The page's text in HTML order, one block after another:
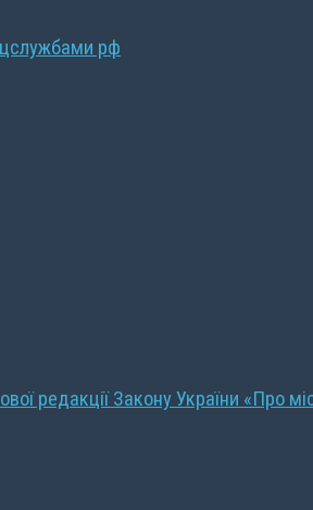
рф
редакції Закону України «Про